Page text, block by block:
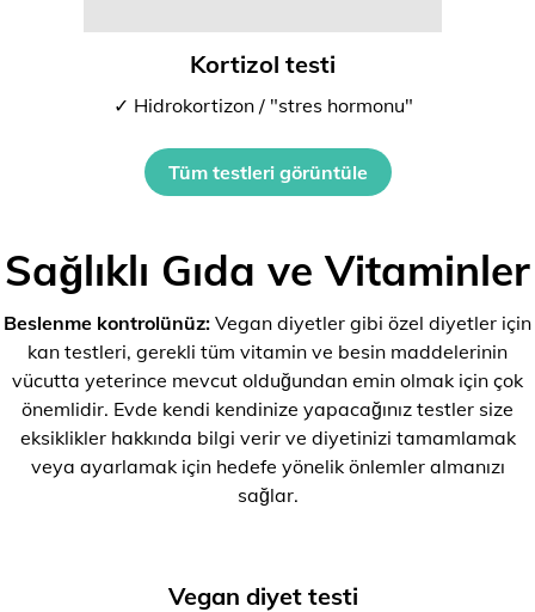
Kortizol testi
✓ Hidrokortizon / "stres hormonu"
Tüm testleri görüntüle
Sağlıklı Gıda ve Vitaminler
Beslenme kontrolünüz: Vegan diyetler gibi özel diyetler için
kan testleri, gerekli tüm vitamin ve besin maddelerinin
vücutta yeterince mevcut olduğundan emin olmak için çok
önemlidir. Evde kendi kendinize yapacağınız testler size
eksiklikler hakkında bilgi verir ve diyetinizi tamamlamak
veya ayarlamak için hedefe yönelik önlemler almanızı
sağlar.
Vegan diyet testi